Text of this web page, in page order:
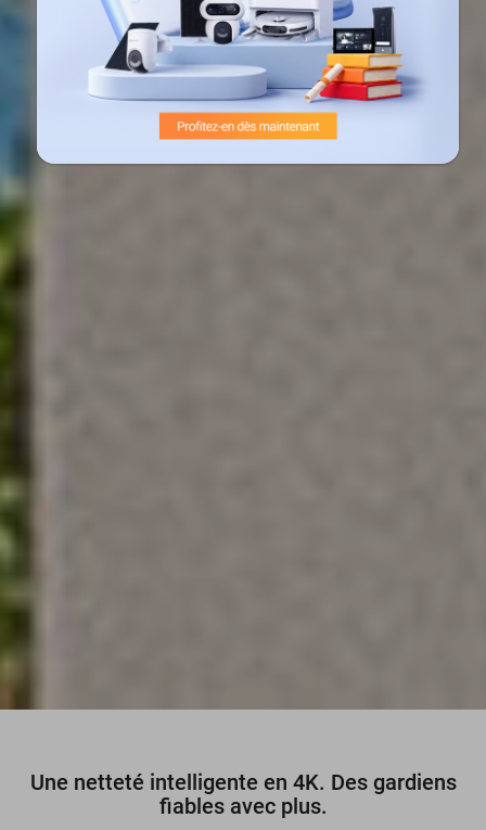
Une netteté intelligente en 4K. Des gardiens
fiables avec plus.